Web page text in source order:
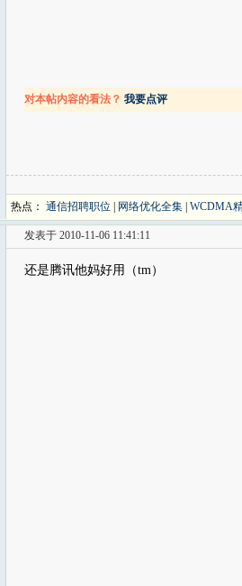
对本帖内容的看法？ 我要点评
热点： 通信招聘职位 网络优化全集 WCDMA
发表于 2010-11-06 11:41:11
还是腾讯他妈好用（tm）